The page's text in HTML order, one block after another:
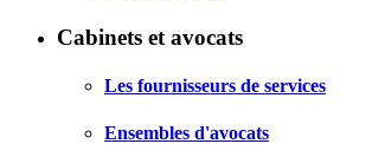
Cabinets et avocats
Les fournisseurs de services
Ensembles d'avocats